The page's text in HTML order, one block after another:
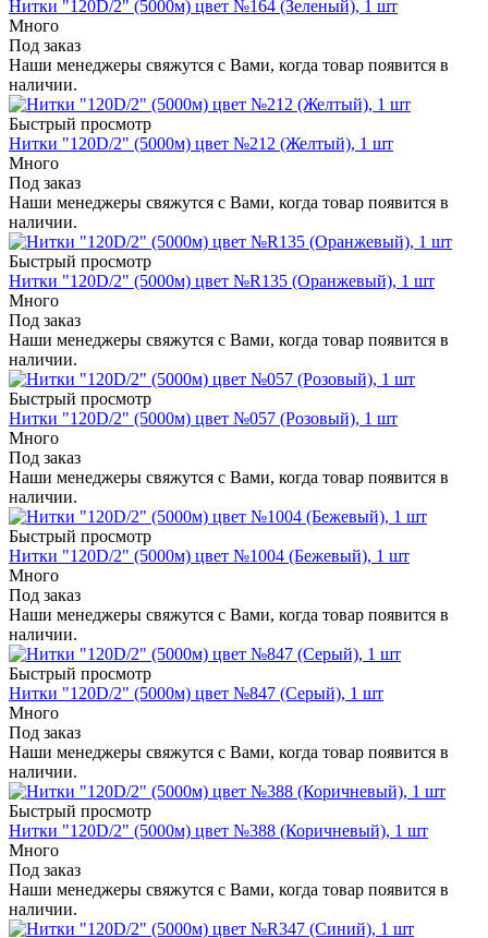
Нитки "120D/2" (5000м) цвет №164 (Зеленый), 1 шт
Много
Под заказ
Наши менеджеры свяжутся с Вами, когда товар появится в
наличии.
Быстрый просмотр
Нитки "120D/2" (5000м) цвет №212 (Желтый), 1 шт
Много
Под заказ
Наши менеджеры свяжутся с Вами, когда товар появится в
наличии.
Быстрый просмотр
Нитки "120D/2" (5000м) цвет №R135 (Оранжевый), 1 шт
Много
Под заказ
Наши менеджеры свяжутся с Вами, когда товар появится в
наличии.
Быстрый просмотр
Нитки "120D/2" (5000м) цвет №057 (Розовый), 1 шт
Много
Под заказ
Наши менеджеры свяжутся с Вами, когда товар появится в
наличии.
Быстрый просмотр
Нитки "120D/2" (5000м) цвет №1004 (Бежевый), 1 шт
Много
Под заказ
Наши менеджеры свяжутся с Вами, когда товар появится в
наличии.
Быстрый просмотр
Нитки "120D/2" (5000м) цвет №847 (Серый), 1 шт
Много
Под заказ
Наши менеджеры свяжутся с Вами, когда товар появится в
наличии.
Быстрый просмотр
Нитки "120D/2" (5000м) цвет №388 (Коричневый), 1 шт
Много
Под заказ
Наши менеджеры свяжутся с Вами, когда товар появится в
наличии.